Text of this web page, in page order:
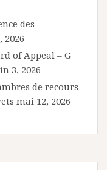
des
2026
of Appeal – G
3, 2026
de recours
mai 12, 2026